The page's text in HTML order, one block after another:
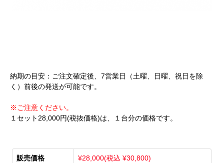
納期の目安：ご注文確定後、7営業日（土曜、日曜、祝日を除
く）前後の発送が可能です。
※ご注意ください。
１セット28,000円(税抜価格)は、１台分の価格です。
販売価格 ¥28,000(税込 ¥30,800)